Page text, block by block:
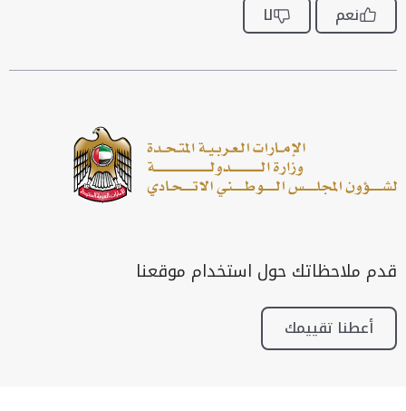
نعم لا
قدم ملاحظاتك حول استخدام موقعنا
أعطنا تقييمك